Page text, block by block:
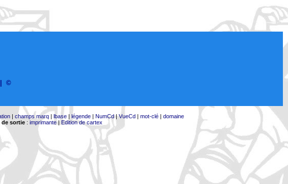
©
| champs marq| lbase| légende| NumCd|VueCd| mot-clé| domaine
de sortie: imprimante|Edition de cartex